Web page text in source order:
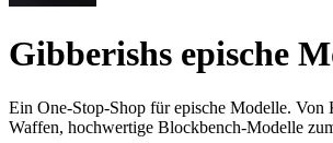
Gibberishs epische
Ein One-Stop-Shop für epische Modelle. Von
Waffen, hochwertige Blockbench-Modelle